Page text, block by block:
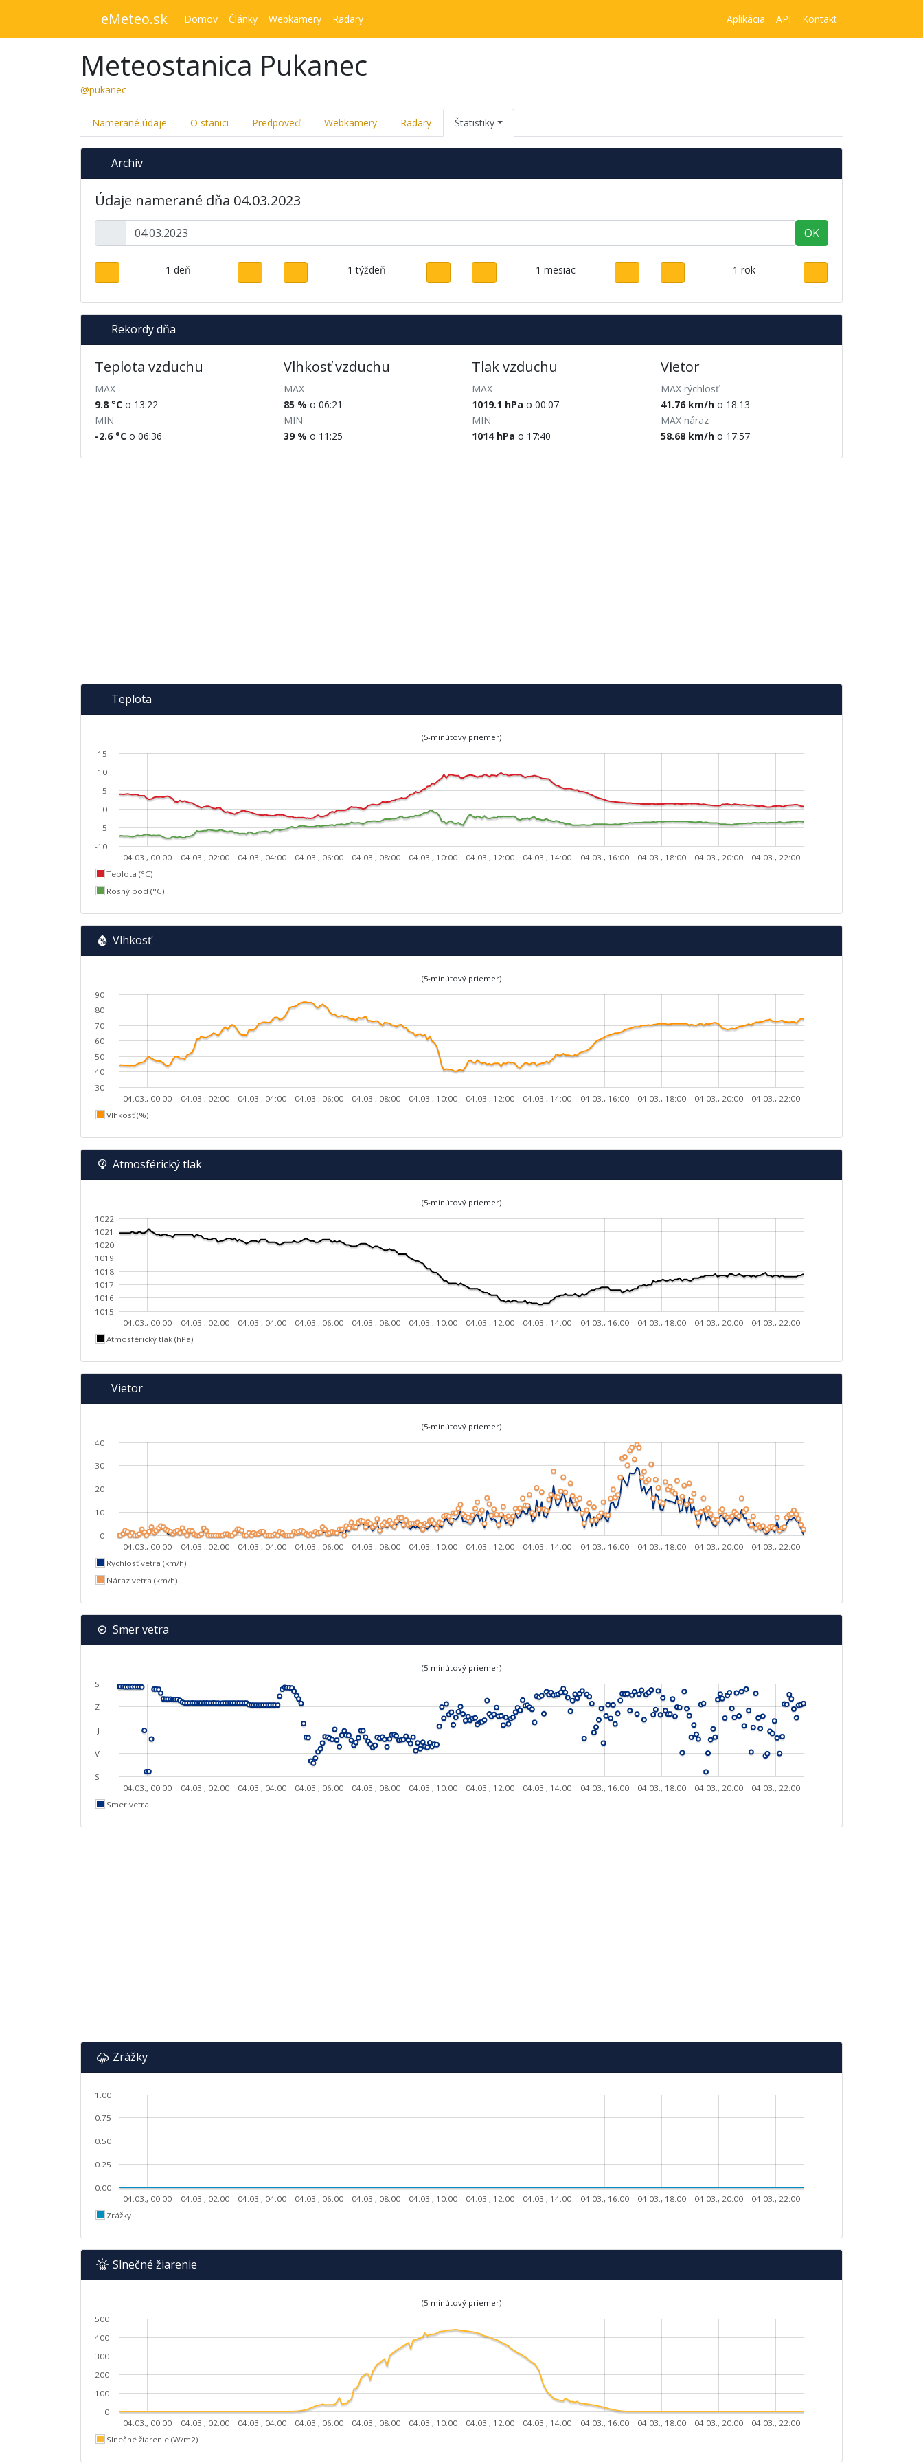
eMeteo.sk Domov Články Webkamery Radary Aplikácia API Kontakt
Meteostanica Pukanec
@pukanec
Namerané údaje O stanici Predpoveď Webkamery Radary Štatistiky
Archív
Údaje namerané dňa 04.03.2023
OK
1 deň 1 týždeň 1 mesiac 1 rok
Rekordy dňa
Teplota vzduchu
MAX
9.8 °C o 13:22
MIN
-2.6 °C o 06:36
Vlhkosť vzduchu
MAX
85 % o 06:21
MIN
39 % o 11:25
Tlak vzduchu
MAX
1019.1 hPa o 00:07
MIN
1014 hPa o 17:40
Vietor
MAX rýchlosť
41.76 km/ho 18:13
MAX náraz
58.68 km/ho 17:57
Teplota
(5-minútový priemer)
04.03., 00:00 04.03., 02:00 04.03., 04:00 04.03., 06:00 04.03., 08:00 04.03., 10:00 04.03., 12:00 04.03., 14:00 04.03., 16:00 04.03., 18:00 04.03., 20:00 04.03., 22:00
0
5
10
15
-10
-5
Teplota (°C)
Rosný bod (°C)
Vlhkosť
(5-minútový priemer)
04.03., 00:00 04.03., 02:00 04.03., 04:00 04.03., 06:00 04.03., 08:00 04.03., 10:00 04.03., 12:00 04.03., 14:00 04.03., 16:00 04.03., 18:00 04.03., 20:00 04.03., 22:00
30
40
50
60
70
80
90
Vlhkosť (%)
Atmosférický tlak
(5-minútový priemer)
04.03., 00:00 04.03., 02:00 04.03., 04:00 04.03., 06:00 04.03., 08:00 04.03., 10:00 04.03., 12:00 04.03., 14:00 04.03., 16:00 04.03., 18:00 04.03., 20:00 04.03., 22:00
1015
1016
1017
1018
1019
1020
1021
1022
Atmosférický tlak (hPa)
Vietor
(5-minútový priemer)
04.03., 00:00 04.03., 02:00 04.03., 04:00 04.03., 06:00 04.03., 08:00 04.03., 10:00 04.03., 12:00 04.03., 14:00 04.03., 16:00 04.03., 18:00 04.03., 20:00 04.03., 22:00
0
10
20
30
40
Rýchlosť vetra (km/h)
Náraz vetra (km/h)
Smer vetra
(5-minútový priemer)
04.03., 00:00 04.03., 02:00 04.03., 04:00 04.03., 06:00 04.03., 08:00 04.03., 10:00 04.03., 12:00 04.03., 14:00 04.03., 16:00 04.03., 18:00 04.03., 20:00 04.03., 22:00
S
S
V
J
Z
Smer vetra
Zrážky
04.03., 00:00 04.03., 02:00 04.03., 04:00 04.03., 06:00 04.03., 08:00 04.03., 10:00 04.03., 12:00 04.03., 14:00 04.03., 16:00 04.03., 18:00 04.03., 20:00 04.03., 22:00
0.00
0.25
0.50
0.75
1.00
Zrážky
Slnečné žiarenie
(5-minútový priemer)
04.03., 00:00 04.03., 02:00 04.03., 04:00 04.03., 06:00 04.03., 08:00 04.03., 10:00 04.03., 12:00 04.03., 14:00 04.03., 16:00 04.03., 18:00 04.03., 20:00 04.03., 22:00
0
100
200
300
400
500
Slnečné žiarenie (W/m2)